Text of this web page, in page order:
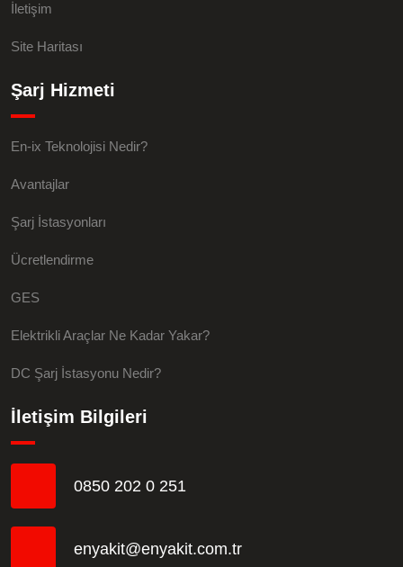
İletişim
Site Haritası
Şarj Hizmeti
En-ix Teknolojisi Nedir?
Avantajlar
Şarj İstasyonları
Ücretlendirme
GES
Elektrikli Araçlar Ne Kadar Yakar?
DC Şarj İstasyonu Nedir?
İletişim Bilgileri
0850 202 0 251
enyakit@enyakit.com.tr